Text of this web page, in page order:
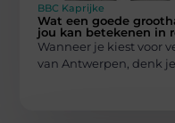
BBC Kaprijke
Wat een goede
jou kan betekenen in
Wanneer je kiest voor
van Antwerpen, denk